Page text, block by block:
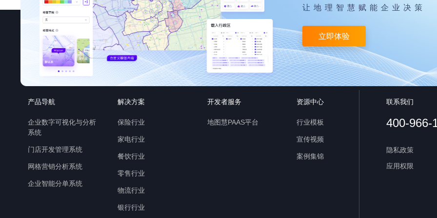
让地理智慧赋能企业决策
立即体验
产品导航
企业数字可视化与分析
系统
门店开发管理系统
网格营销分析系统
企业智能分单系统
解决方案
保险行业
家电行业
餐饮行业
零售行业
物流行业
银行行业
开发者服务
地图慧PAAS平台
资源中心
行业模板
宣传视频
案例集锦
联系我们
400-966-
隐私政策
应用权限